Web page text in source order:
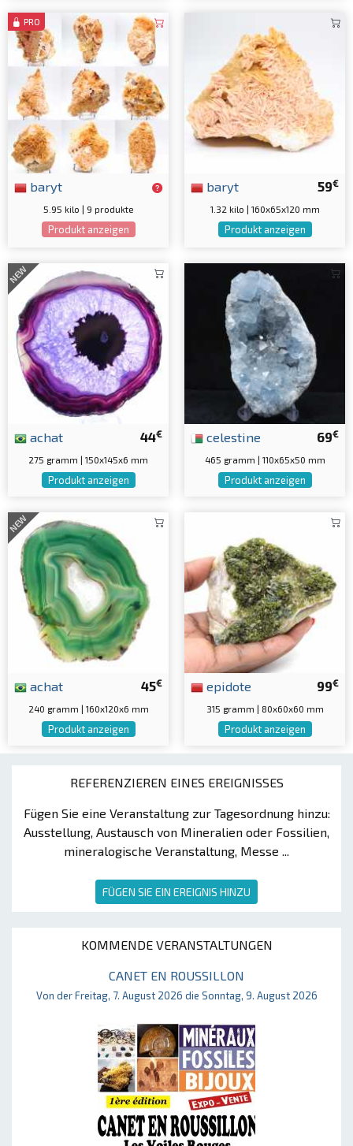
REFERENZIEREN EINES EREIGNISSES
Fügen Sie eine Veranstaltung zur Tagesordnung hinzu:
Ausstellung, Austausch von Mineralien oder Fossilien,
mineralogische Veranstaltung, Messe ...
FÜGEN SIE EIN EREIGNIS HINZU
KOMMENDE VERANSTALTUNGEN
CANET EN ROUSSILLON
Von der Freitag, 7. August 2026 die Sonntag, 9. August 2026
PRO
baryt
5.95 kilo | 9 produkte
Produkt anzeigen
59€
baryt
1.32 kilo | 160x65x120 mm
Produkt anzeigen
NEW
44€
achat
275 gramm | 150x145x6 mm
Produkt anzeigen
69€
celestine
465 gramm | 110x65x50 mm
Produkt anzeigen
NEW
45€
achat
240 gramm | 160x120x6 mm
Produkt anzeigen
99€
epidote
315 gramm | 80x60x60 mm
Produkt anzeigen